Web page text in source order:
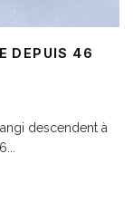
DEPUIS 46
descendent à